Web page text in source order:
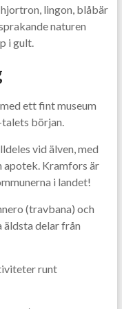
lingon, blåbär
naturen
i gult.
ett fint museum
början.
vid älven, med
apotek. Kramfors är
i landet!
(travbana) och
äldsta delar från
runt